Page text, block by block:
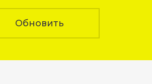
Обновить